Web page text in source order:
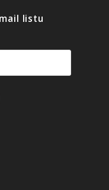
listu